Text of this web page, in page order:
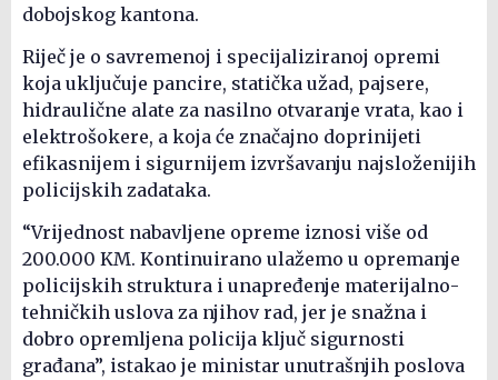
dobojskog kantona.
Riječ je o savremenoj i specijaliziranoj opremi
koja uključuje pancire, statička užad, pajsere,
hidraulične alate za nasilno otvaranje vrata, kao i
elektrošokere, a koja će značajno doprinijeti
efikasnijem i sigurnijem izvršavanju najsloženijih
policijskih zadataka.
“Vrijednost nabavljene opreme iznosi više od
200.000 KM. Kontinuirano ulažemo u opremanje
policijskih struktura i unapređenje materijalno-
tehničkih uslova za njihov rad, jer je snažna i
dobro opremljena policija ključ sigurnosti
građana”, istakao je ministar unutrašnjih poslova